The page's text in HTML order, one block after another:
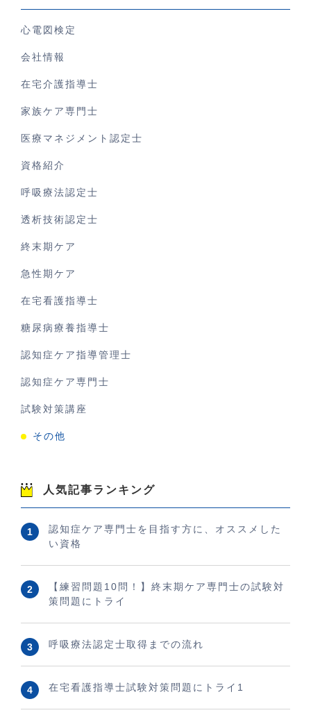
心電図検定
会社情報
在宅介護指導士
家族ケア専門士
医療マネジメント認定士
資格紹介
呼吸療法認定士
透析技術認定士
終末期ケア
急性期ケア
在宅看護指導士
糖尿病療養指導士
認知症ケア指導管理士
認知症ケア専門士
試験対策講座
その他
人気記事ランキング
認知症ケア専門士を目指す方に、オススメした
い資格
【練習問題10問！】終末期ケア専門士の試験対
策問題にトライ
呼吸療法認定士取得までの流れ
在宅看護指導士試験対策問題にトライ1